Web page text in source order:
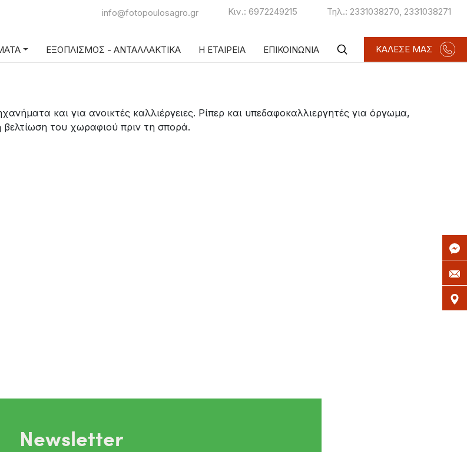
info@fotopoulosagro.gr Κιν.:6972249215 Τηλ.:2331038270,2331038271
ΕΞΟΠΛΙΣΜΟΣ - ΑΝΤΑΛΛΑΚΤΙΚΑ Η ΕΤΑΙΡΕΙΑ ΕΠΙΚΟΙΝΩΝΙΑ ΚΑΛΕΣΕ ΜΑΣ
και για ανοικτές καλλιέργειες. Ρίπερ και υπεδαφοκαλλιεργητές για όργωμα,
του χωραφιού πριν τη σπορά.
Newsletter